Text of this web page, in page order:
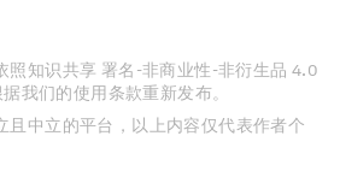
照知识共享 署名-非商业性-非衍生品 4.0
我们的使用条款重新发布。
且中立的平台，以上内容仅代表作者个